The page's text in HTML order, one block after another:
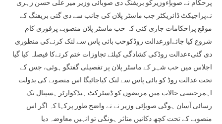
پرحکام نے صوباِءوزیرکو بریفنگ دی صوبائی وزیر میر علی حسن زہری
نےپراجیکٹ ڈائریکٹر جب ماسٹر پلان کی جانب سے دی گئی بریفنگ کے
موقع پراحکامات جاری کئی کہ حب ماسٹر پلان منصوبے پرفوری کام
شروع کیا جائےاورعدالت روڈکوحب بائی پاس سے لنک کرنےکی منظوری
دی گئیءعدالت روڈکی کشادگی کیلئے تجاوزات ختم کرنےکا فیصلہ کیا گیا
اجلاس میں حب شہر کے ماسٹر پلان پر تفصیلی گفتگو ہوئی، جس کے
تحت عدالت روڈ کو بائی پاس سے لنک کیاجائیگا اس منصوبے کی بدولت
اہمرجنسی حالات میں مریضوں کو ڈسٹرکٹ ہیڈکوارٹر ہسپتال تک
رسائی آسان ہوگی صوباِئی وزیر نے نے واضح طور پرکہا کہ اگر اس
منصوبے کے تحت کچھ دکانیں متاثر ہونگی تو انہیں معاوضہ دیا